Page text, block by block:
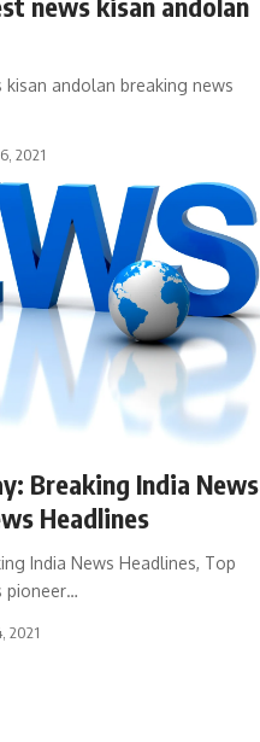
andolan breaking news
2021
Breaking India News
Headlines
India News Headlines, Top
pioneer…
2021